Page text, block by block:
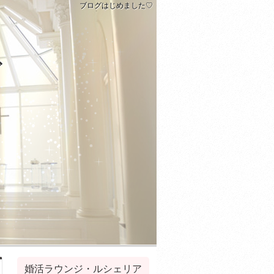
ブログはじめました♡
婚活ラウンジ・ルシェリア